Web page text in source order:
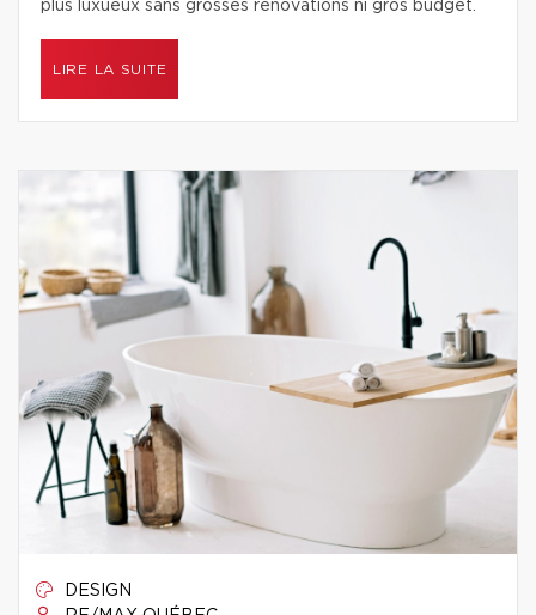
plus luxueux sans grosses rénovations ni gros budget.
LIRE LA SUITE
DESIGN